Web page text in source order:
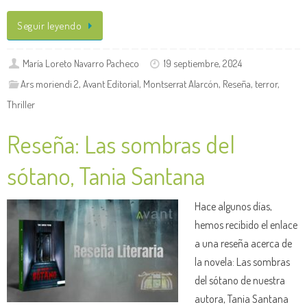
Seguir leyendo
María Loreto Navarro Pacheco
19 septiembre, 2024
Ars moriendi 2,Avant Editorial, Montserrat Alarcón, Reseña, terror,
Thriller
Reseña: Las sombras del
sótano, Tania Santana
Hace algunos días,
hemos recibido el enlace
a una reseña acerca de
la novela: Las sombras
del sótano de nuestra
autora, Tania Santana